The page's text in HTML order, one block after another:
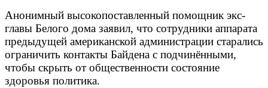
Анонимный высокопоставленный помощник экс-
главы Белого дома заявил, что сотрудники аппарата
предыдущей американской администрации старались
ограничить контакты Байдена с подчинёнными,
чтобы скрыть от общественности состояние
здоровья политика.